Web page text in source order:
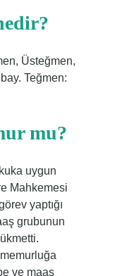
Üsteğmen,
Teğmen:
mu?
uygun
Mahkemesi
yaptığı
grubunun
ve maaş